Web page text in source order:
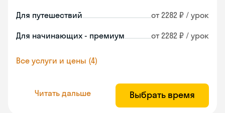
Для путешествий от 2282 ₽ / урок
Для начинающих - премиум от 2282 ₽ / урок
Все услуги и цены (4)
Читать дальше Выбрать время